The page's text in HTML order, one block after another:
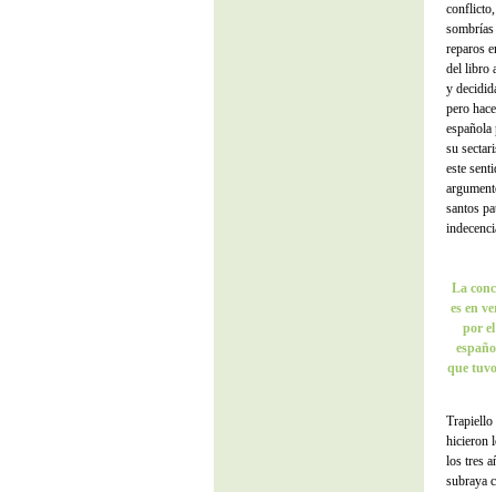
conflicto,
reparos
del libro
y
pero
su
este
santos
La
es en
por
que
Trapiello
hicieron
los tres
subraya